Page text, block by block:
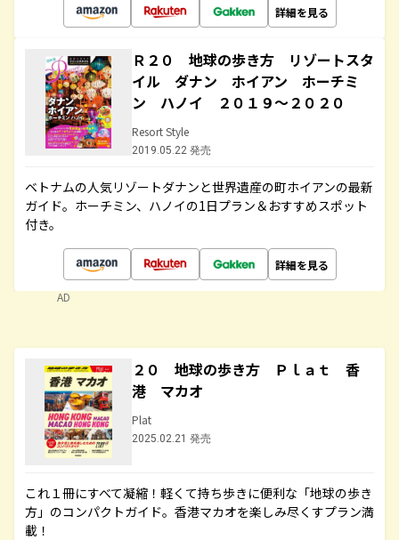
詳細を見る
Ｒ２０ 地球の歩き方 リゾートスタ
イル ダナン ホイアン ホーチミ
ン ハノイ ２０１９～２０２０
Resort Style
2019.05.22 発売
ベトナムの人気リゾートダナンと世界遺産の町ホイアンの最新
ガイド。ホーチミン、ハノイの1日プラン＆おすすめスポット
付き。
詳細を見る
AD
２０ 地球の歩き方 Ｐｌａｔ 香
港 マカオ
Plat
2025.02.21 発売
これ１冊にすべて凝縮！軽くて持ち歩きに便利な「地球の歩き
方」のコンパクトガイド。香港マカオを楽しみ尽くすプラン満
載！